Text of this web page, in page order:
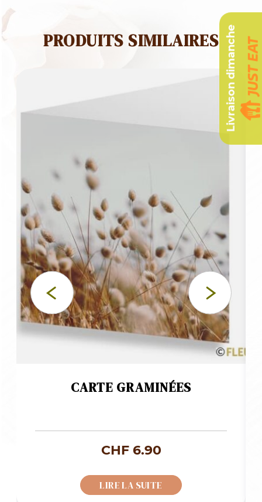
PRODUITS SIMILAIRES
CARTE GRAMINÉES
CHF6.90
LIRE LA SUITE
Livraison dimanche